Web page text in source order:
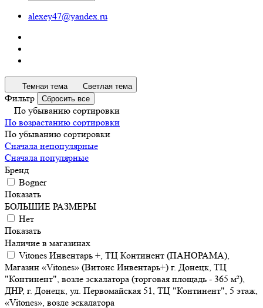
alexey47@yandex.ru
Темная тема Светлая тема
Фильтр Сбросить все
По убыванию сортировки
По возрастанию сортировки
По убыванию сортировки
Сначала непопулярные
Сначала популярные
Бренд
Bogner
Показать
БОЛЬШИЕ РАЗМЕРЫ
Нет
Показать
Наличие в магазинах
Vitones Инвентарь +, ТЦ Континент (ПАНОРАМА),
Магазин «Vitones» (Витонс Инвентарь+) г. Донецк, ТЦ
"Континент", возле эскалатора (торговая площадь - 365 м²),
ДНР, г. Донецк, ул. Первомайская 51, ТЦ "Континент", 5 этаж,
«Vitones», возле эскалатора